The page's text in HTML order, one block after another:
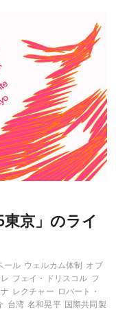
京」のライ
ール ウェルカム体制 オブ
フェイ・ドリスコル フ
レクチャー ロバート・
台湾 名和晃平 国際共同製